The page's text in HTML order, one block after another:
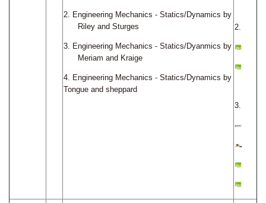
2. Engineering Mechanics - Statics/Dynamics by
Riley and Sturges
3. Engineering Mechanics - Statics/Dyanmics by
Meriam and Kraige
4. Engineering Mechanics - Statics/Dynamics by
Tongue and sheppard
2.
3.